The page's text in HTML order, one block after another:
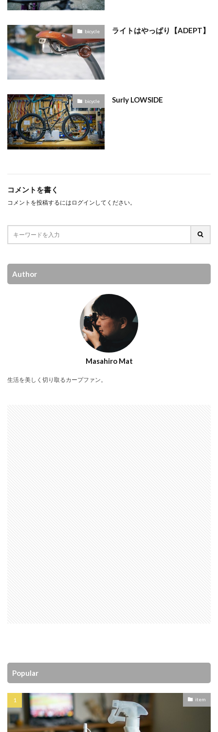
bicycle ライトはやっぱり【ADEPT】
bicycle Surly LOWSIDE
コメントを書く
コメントを投稿するには ログイン してください。
Author
Masahiro Mat
生活を美しく切り取るカープファン。
Popular
item